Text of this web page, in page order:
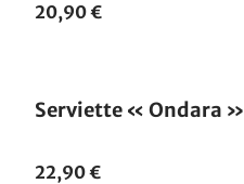
20,90 €
Serviette « Ondara »
22,90 €